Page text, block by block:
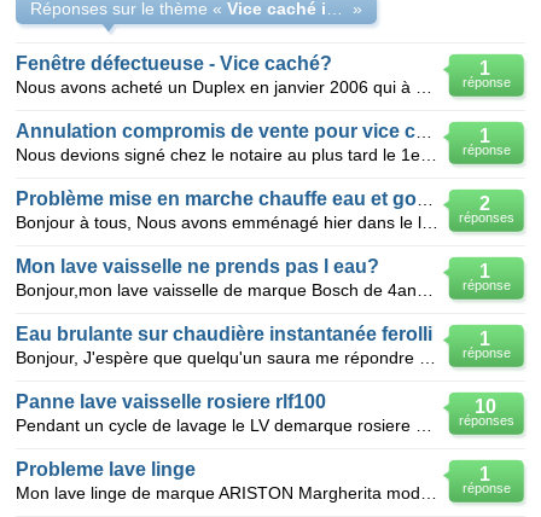
Réponses sur le thème « »
1
réponse
Fenêtre défectueuse - Vice caché?
1
réponse
2
réponses
1
réponse
Mon lave vaisselle ne prends pas l eau?
1
réponse
Eau brulante sur chaudière instantanée ferolli
10
réponses
Panne lave vaisselle rosiere rlf100
1
réponse
Probleme lave linge